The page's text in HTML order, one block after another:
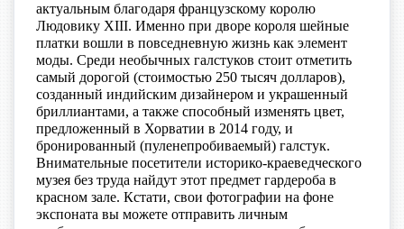
актуальным благодаря французскому королю
Людовику XIII. Именно при дворе короля шейные
платки вошли в повседневную жизнь как элемент
моды. Среди необычных галстуков стоит отметить
самый дорогой (стоимостью 250 тысяч долларов),
созданный индийским дизайнером и украшенный
бриллиантами, а также способный изменять цвет,
предложенный в Хорватии в 2014 году, и
бронированный (пуленепробиваемый) галстук.
Внимательные посетители историко-краеведческого
музея без труда найдут этот предмет гардероба в
красном зале. Кстати, свои фотографии на фоне
экспоната вы можете отправить личным